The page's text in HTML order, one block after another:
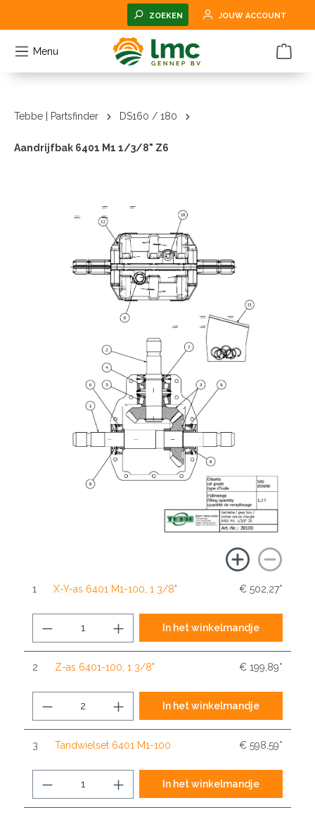
ZOEKEN JOUW ACCOUNT
Menu
Tebbe | Partsfinder DS160 / 180
Aandrijfbak 6401 M1 1/3/8" Z6
1 X-Y-as 6401 M1-100, 1 3/8" € 502,27*
In het winkelmandje
2 Z-as 6401-100, 1 3/8" € 199,89*
In het winkelmandje
3 Tandwielset 6401 M1-100 € 598,59*
In het winkelmandje